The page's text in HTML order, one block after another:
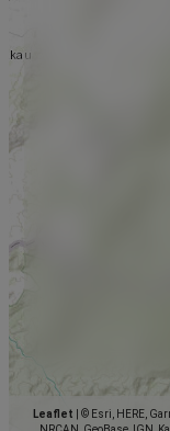
Leaflet
© Esri, HERE,